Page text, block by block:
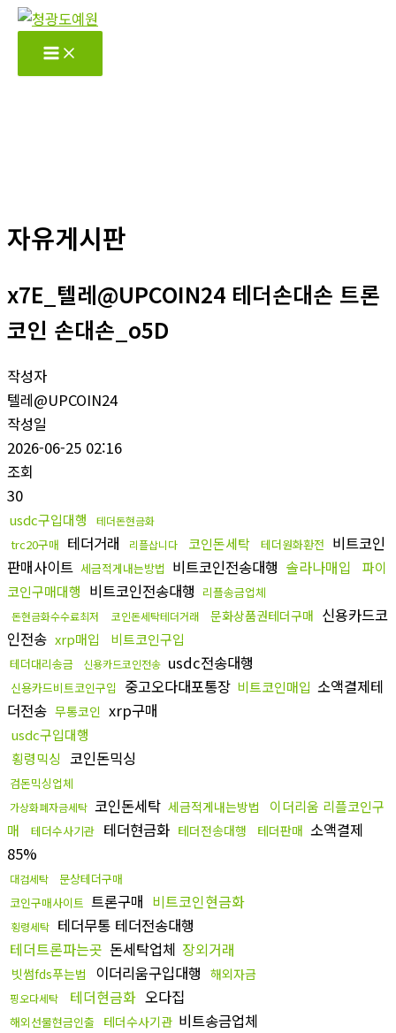
콘
자유게시판
x7E_텔레@UPCOIN24 테더손대손 트론
코인 손대손_o5D
작성자
텔레@UPCOIN24
작성일
2026-06-25 02:16
조회
30
usdc구입대행 테더돈현금화
trc20구매 테더거래 리플삽니다 코인돈세탁 테더원화환전 비트코인
판매사이트 세금적게내는방법 비트코인전송대행 솔라나매입
파이
코인구매대행 비트코인전송대행 리플송금업체
돈현금화수수료최저 코인돈세탁테더거래 문화상품권테더구매 신용카드코
인전송 xrp매입 비트코인구입
테더대리송금 신용카드코인전송 usdc전송대행
신용카드비트코인구입 중고오다대포통장 비트코인매입 소액결제테
더전송 무통코인 xrp구매
usdc구입대행
횡령믹싱 코인돈믹싱
검돈믹싱업체
가상화폐자금세탁 코인돈세탁 세금적게내는방법
이더리움 리플코인구
매
테더수사기관 테더현금화 테더전송대행 테더판매 소액결제
85%
대검세탁
문상테더구매
코인구매사이트 트론구매 비트코인현금화
횡령세탁 테더무통 테더전송대행
테더트론파는곳 돈세탁업체 장외거래
빗썸fds푸는법 이더리움구입대행 해외자금
핑오다세탁 테더현금화 오다집
해외선물현금인출 테더수사기관 비트송금업체